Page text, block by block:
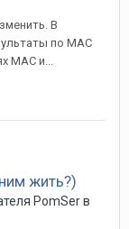
В
по MAC
MAC и...
жить?)
PomSer в